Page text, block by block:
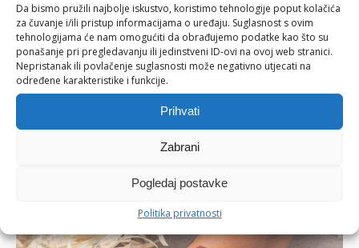
Da bismo pružili najbolje iskustvo, koristimo tehnologije poput kolačića
za čuvanje i/ili pristup informacijama o uređaju. Suglasnost s ovim
tehnologijama će nam omogućiti da obrađujemo podatke kao što su
ponašanje pri pregledavanju ili jedinstveni ID-ovi na ovoj web stranici.
Nepristanak ili povlačenje suglasnosti može negativno utjecati na
određene karakteristike i funkcije.
Prihvati
Zabrani
Pogledaj postavke
Politika privatnosti